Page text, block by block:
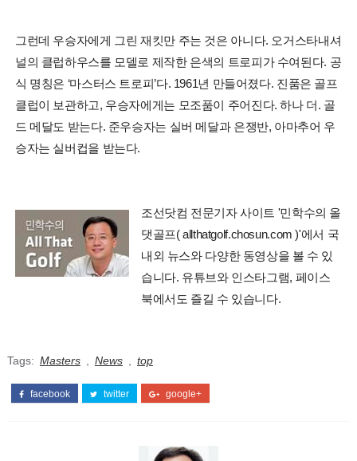
그런데 우승자에게 그린 재킷만 주는 것은 아니다. 오거스타내셔
널의 클럽하우스를 모델로 제작한 은색의 트로피가 수여된다. 공
식 명칭은 ‘마스터스 트로피’다. 1961년 만들어졌다. 진품은 골프
클럽이 보관하고, 우승자에게는 모조품이 주어진다. 하나 더. 골
드 메달도 받는다. 준우승자는 실버 메달과 은쟁반, 아마추어 우
승자는 실버컵을 받는다.
조선닷컴 전문기자 사이트 '민학수의 올
댓골프( allthatgolf.chosun.com )'에서 국
내외 뉴스와 다양한 동영상을 볼 수 있
습니다. 유튜브와 인스타그램, 페이스
북에서도 즐길 수 있습니다.
Tags: Masters News top
facebook twitter google+